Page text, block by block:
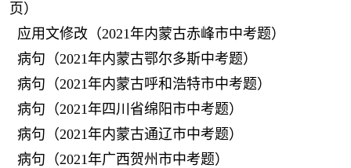
页）
应用文修改（2021年内蒙古赤峰市中考题）
病句（2021年内蒙古鄂尔多斯中考题）
病句（2021年内蒙古呼和浩特市中考题）
病句（2021年四川省绵阳市中考题）
病句（2021年内蒙古通辽市中考题）
病句（2021年广西贺州市中考题）